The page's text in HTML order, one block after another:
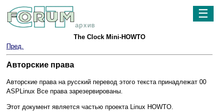
архив
☰
The Clock Mini-HOWTO
Пред.
Авторские права
Авторские права на русский перевод этого текста принадлежат 00
ASPLinux Все права зарезервированы.
Этот документ является частью проекта Linux HOWTO.